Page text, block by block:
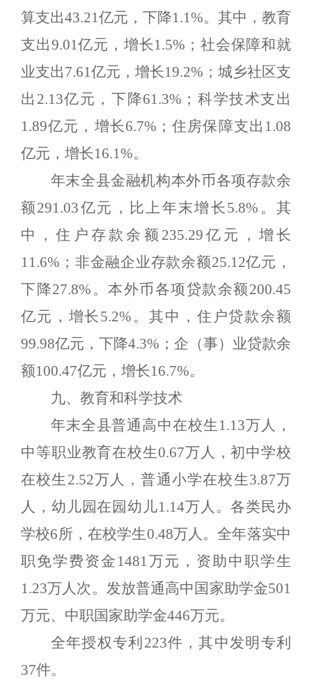
算支出43.21亿元，下降1.1%。其中，教育
支出9.01亿元，增长1.5% ；社会保障和就
业支出7.61亿元，增长19.2% ；城乡社区支
出 2.13亿元，下降61.3% ；科学技术支出
1.89亿元，增长6.7% ；住房保障支出 1.08
亿元，增长16.1%。
年末全县金融机构本外币各项存款余
额291.03亿元，比上年末增长 5.8% 。其
中，住户存款余额 235.29 亿元，增长
11.6% ；非金融企业存款余额25.12亿元，
下降27.8% 。本外币各项贷款余额200.45
亿元，增长 5.2% 。其中，住户贷款余额
99.98亿元，下降4.3% ；企（事）业贷款余
额100.47亿元，增长16.7%。
九、教育和科学技术
年末全县普通高中在校生 1.13万人，
中等职业教育在校生0.67万人，初中学校
在校生 2.52万人，普通小学在校生3.87万
人，幼儿园在园幼儿1.14万人。各类民办
学校6所，在校学生0.48万人。全年落实中
职免学费资金 1481万元，资助中职学生
1.23万人次。发放普通高中国家助学金501
万元、中职国家助学金446万元。
全年授权专利 223件，其中发明专利
37件。